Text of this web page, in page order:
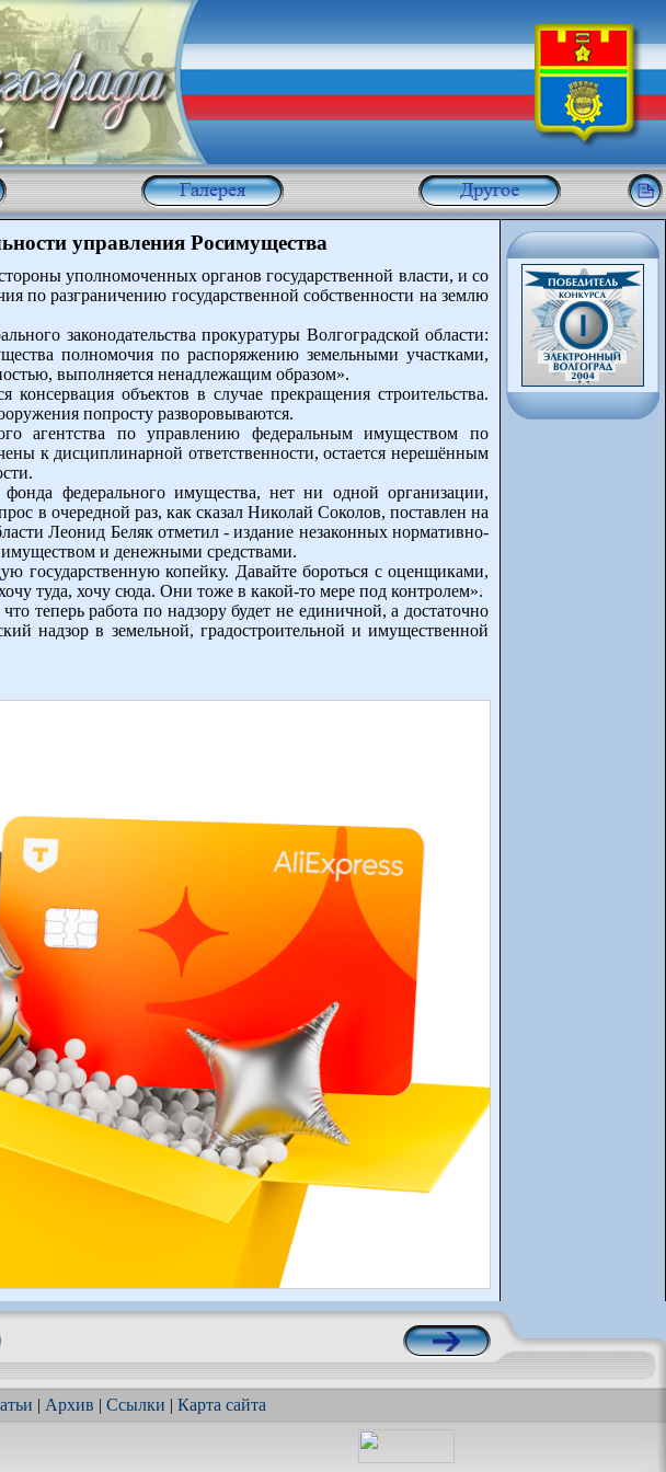
управления Росимущества
уполномоченных органов государственной власти, и со
по разграничению государственной собственности на землю
законодательства прокуратуры Волгоградской области:
полномочия по распоряжению земельными участками,
выполняется ненадлежащим образом».
объектов в случае прекращения строительства.
попросту разворовываются.
агентства по управлению федеральным имуществом по
к дисциплинарной ответственности, остается нерешённым
федерального имущества, нет ни одной организации,
в очередной раз, как сказал Николай Соколов, поставлен на
Леонид Беляк отметил - издание незаконных нормативно-
имуществом и денежными средствами.
государственную копейку. Давайте бороться с оценщиками,
туда, хочу сюда. Они тоже в какой-то мере под контролем».
теперь работа по надзору будет не единичной, а достаточно
надзор в земельной, градостроительной и имущественной
| Архив | Ссылки | Карта сайта